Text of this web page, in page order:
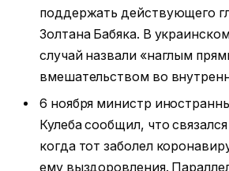
поддержать действующего
Золтана Бабяка. В
случай назвали «наглым
вмешательством во
6 ноября министр
Кулеба сообщил, что
когда тот заболел
ему выздоровления.